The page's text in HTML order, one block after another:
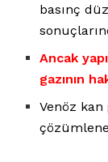
basınç
Ancak
gazının
Venöz